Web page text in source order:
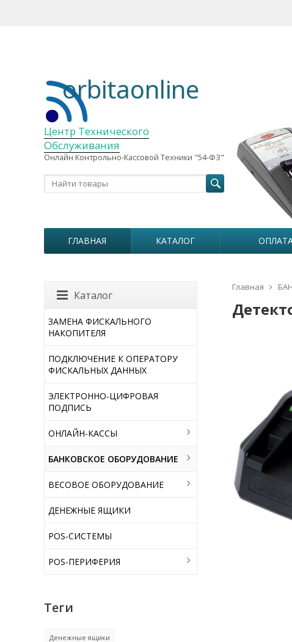
Центр Технического
Обслуживания
Онлайн Контрольно-Кассовой Техники "54-ФЗ"
orbitaonline
ГЛАВНАЯ КАТАЛОГ
Главная
Каталог
ЗАМЕНА ФИСКАЛЬНОГО
НАКОПИТЕЛЯ
ПОДКЛЮЧЕНИЕ К ОПЕРАТОРУ
ФИСКАЛЬНЫХ ДАННЫХ
ЭЛЕКТРОННО-ЦИФРОВАЯ
ПОДПИСЬ
ОНЛАЙН-КАССЫ
БАНКОВСКОЕ ОБОРУДОВАНИЕ
ВЕСОВОЕ ОБОРУДОВАНИЕ
ДЕНЕЖНЫЕ ЯЩИКИ
POS-СИСТЕМЫ
POS-ПЕРИФЕРИЯ
Теги
Денежные ящики